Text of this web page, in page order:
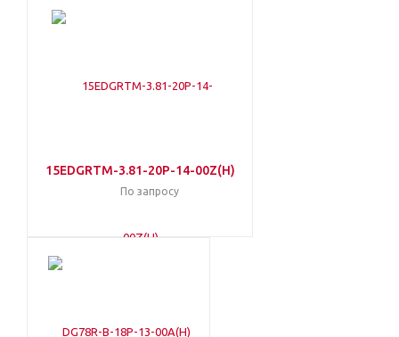
15EDGRTM-3.81-20P-14-00Z(H)
По запросу